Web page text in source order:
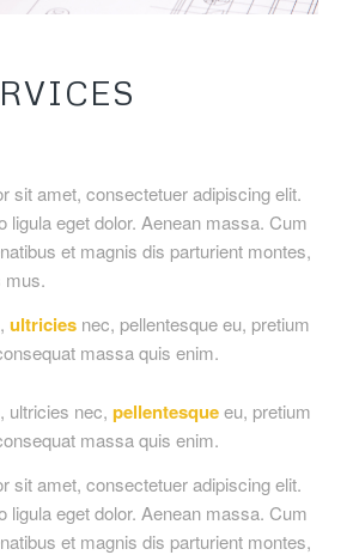
sit amet, consectetuer adipiscing elit.
ligula eget dolor. Aenean massa. Cum
et magnis dis parturient montes,
mus.
ultriciesnec, pellentesque eu, pretium
massa quis enim.
ultricies nec, pellentesqueeu, pretium
massa quis enim.
sit amet, consectetuer adipiscing elit.
ligula eget dolor. Aenean massa. Cum
et magnis dis parturient montes,